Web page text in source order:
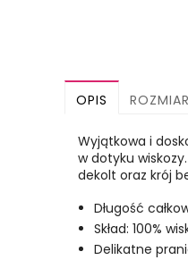
OPIS ROZMIAR
Wyjątkowa i
w dotyku
dekolt oraz krój
Długość
Skład: 100%
Delikatne